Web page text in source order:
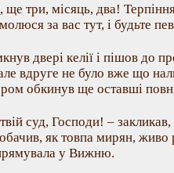
ще три, місяць, два!
за вас тут, і будьте
двері келії і пішов до
вдруге не було вже що
обкинув ще оставші
суд, Господи! –
як товпа мирян,
у Вижню.